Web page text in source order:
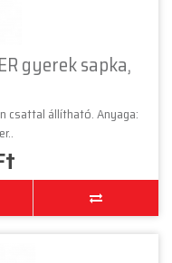
gyerek sapka,
csattal állítható. Anyaga: